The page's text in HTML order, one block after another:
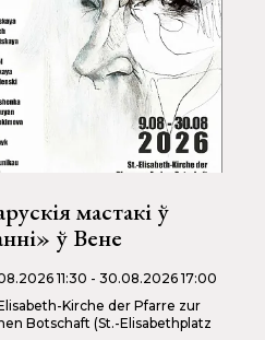
мастакі ў
ў Вене
11:30 - 30.08.2026 17:00
Kirche der Pfarre zur
Botschaft (St.-Elisabethplatz